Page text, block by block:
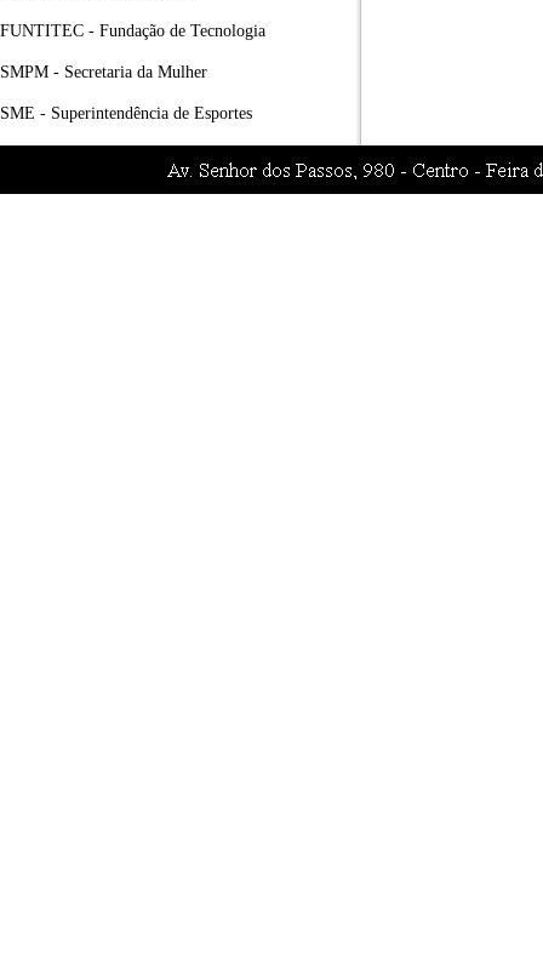
FUNTITEC - Fundação de Tecnologia
SMPM - Secretaria da Mulher
SME - Superintendência de Esportes